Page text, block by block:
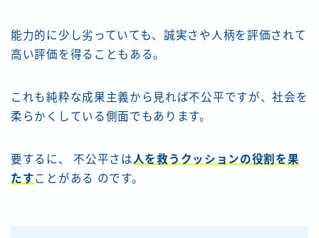
能力的に少し劣っていても、誠実さや人柄を評価されて
高い評価を得ることもある。
これも純粋な成果主義から見れば不公平ですが、社会を
柔らかくしている側面でもあります。
要するに、 不公平さは人を救うクッションの役割を果
たすことがある のです。